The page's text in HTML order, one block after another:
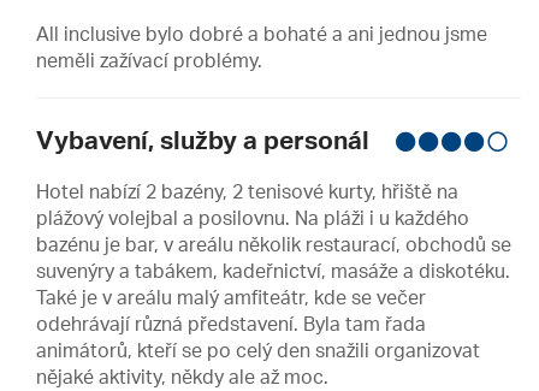
All inclusive bylo dobré a bohaté a ani jednou jsme
neměli zažívací problémy.
Vybavení, služby a personál
Hotel nabízí 2 bazény, 2 tenisové kurty, hřiště na
plážový volejbal a posilovnu. Na pláži i u každého
bazénu je bar, v areálu několik restaurací, obchodů se
suvenýry a tabákem, kadeřnictví, masáže a diskotéku.
Také je v areálu malý amfiteátr, kde se večer
odehrávají různá představení. Byla tam řada
animátorů, kteří se po celý den snažili organizovat
nějaké aktivity, někdy ale až moc.